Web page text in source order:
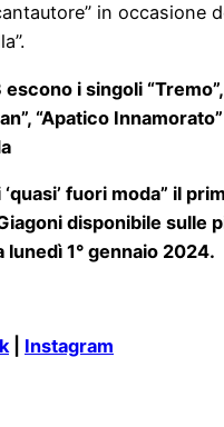
in occasione
i singoli “Tremo”,
“Apatico
‘quasi’ fuori moda” il
disponibile sulle
lunedì 1° gennaio 2024.
Instagram